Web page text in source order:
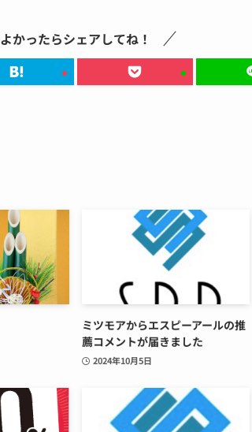
よかったらシェアしてね！
ミツモアからエスピーアールの推
薦コメントが届きました
2024年10月5日